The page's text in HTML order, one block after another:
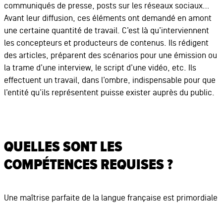
communiqués de presse, posts sur les réseaux sociaux…
Avant leur diffusion, ces éléments ont demandé en amont
une certaine quantité de travail. C’est là qu’interviennent
les concepteurs et producteurs de contenus. Ils rédigent
des articles, préparent des scénarios pour une émission ou
la trame d’une interview, le script d’une vidéo, etc. Ils
effectuent un travail, dans l’ombre, indispensable pour que
l’entité qu’ils représentent puisse exister auprès du public.
QUELLES SONT LES
COMPÉTENCES REQUISES ?
Une maîtrise parfaite de la langue française est primordiale